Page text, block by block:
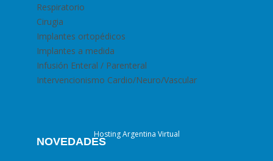
Respiratorio
Cirugia
Implantes ortopédicos
Implantes a medida
Infusión Enteral / Parenteral
Intervencionismo Cardio/Neuro/Vascular
NOVEDADES
Hosting Argentina Virtual